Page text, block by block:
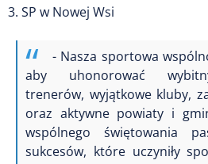
3. SP w Nowej Wsi
- Nasza sportowa
aby uhonorować
trenerów, wyjątkowe kluby,
oraz aktywne powiaty i
wspólnego świętowania
sukcesów, które uczyniły